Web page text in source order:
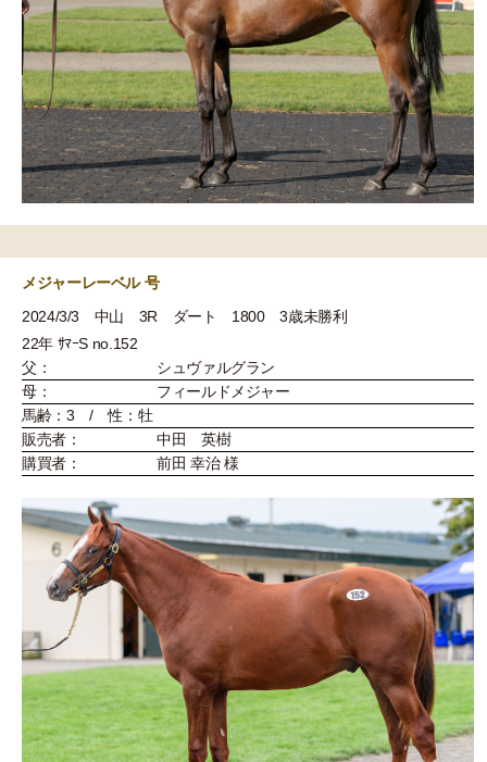
メジャーレーベル 号
2024/3/3 中山 3R ダート 1800 3歳未勝利
22年 ｻﾏｰS no.152
父：
シュヴァルグラン
母：
フィールドメジャー
馬齢：3 / 性：牡
販売者：
中田 英樹
購買者：
前田 幸治 様